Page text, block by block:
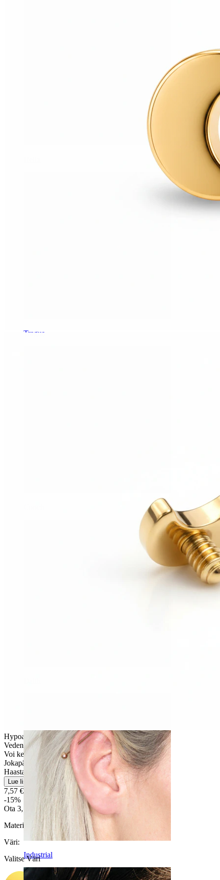
Tragus
Industrial
Hypoallergeeninen
Vedenkestävä
Voi kestää eliniän
Jokapäiväiseen käyttöön
Haastava
Lue lisää
7,57 € 8,90 €
-15%
Ota 3, Maksa 2
Materiaali:
Titaani
Väri:
Valitse Väri